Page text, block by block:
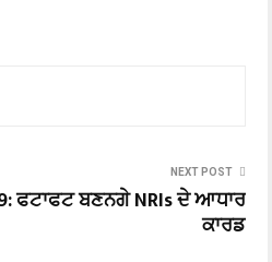
NEXT POST
ਫਟਾਫਟ ਬਣਨਗੇ NRIs ਦੇ ਆਧਾਰ
ਕਾਰਡ